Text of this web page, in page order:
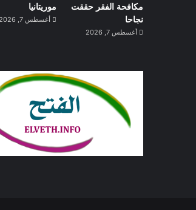
مكافحة الفقر حققت
نجاحا
أغسطس 7, 2026
موريتانيا
أغسطس 7, 2026